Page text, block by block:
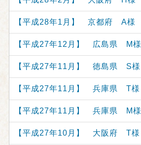
【平成28年1月】 京都府 A様
【平成27年12月】 広島県 M様
【平成27年11月】 徳島県 S様
【平成27年11月】 兵庫県 T様
【平成27年11月】 兵庫県 M様
【平成27年10月】 大阪府 T様